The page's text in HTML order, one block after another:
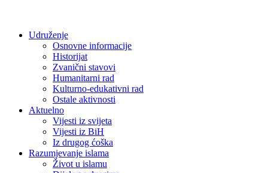
Udruženje
Osnovne informacije
Historijat
Zvanični stavovi
Humanitarni rad
Kulturno-edukativni rad
Ostale aktivnosti
Aktuelno
Vijesti iz svijeta
Vijesti iz BiH
Iz drugog ćoška
Razumjevanje islama
Život u islamu